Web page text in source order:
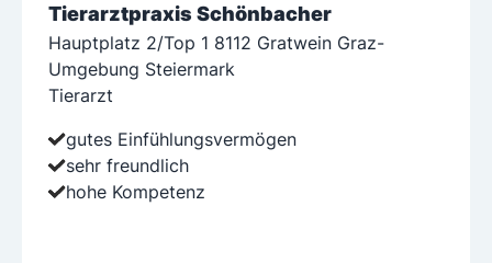
Tierarztpraxis Schönbacher
Hauptplatz 2/Top 1 8112 Gratwein Graz-
Umgebung Steiermark
Tierarzt
gutes Einfühlungsvermögen
sehr freundlich
hohe Kompetenz